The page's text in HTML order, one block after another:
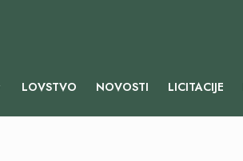
LOVSTVO NOVOSTI LICITACIJE